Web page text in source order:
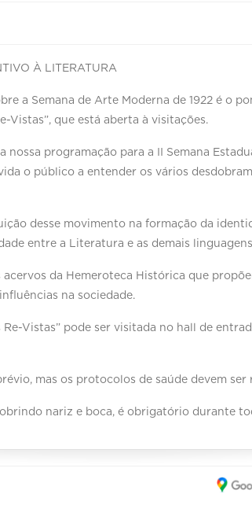
À LITERATURA
a Semana de Arte Moderna de 1922 é o
Vistas”, que está aberta à visitações.
programação para a II Semana
o público a entender os vários
desse movimento na formação da
entre a Literatura e as demais
da Hemeroteca Histórica que
na sociedade.
Re-Vistas” pode ser visitada no hall de
mas os protocolos de saúde devem ser
nariz e boca, é obrigatório durante